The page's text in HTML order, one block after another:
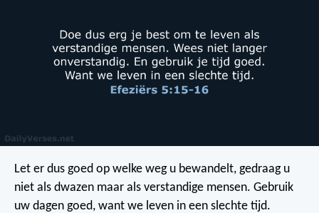
Let er dus goed op welke weg u bewandelt, gedraag u
niet als dwazen maar als verstandige mensen. Gebruik
uw dagen goed, want we leven in een slechte tijd.